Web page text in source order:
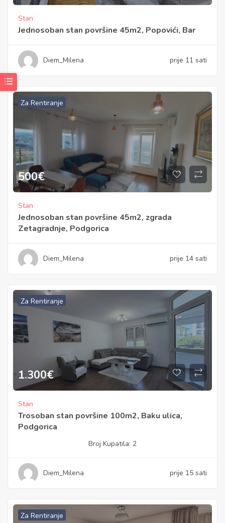
Stan
Jednosoban stan površine 45m2, Popovići, Bar
Diem_Milena prije 11 sati
Za Rentiranje
500€
Stan
Jednosoban stan površine 45m2, zgrada
Zetagradnje, Podgorica
Diem_Milena prije 14 sati
Za Rentiranje
1.300€
Stan
Trosoban stan površine 100m2, Baku ulica,
Podgorica
Broj Kupatila: 2
Diem_Milena prije 15 sati
Za Rentiranje